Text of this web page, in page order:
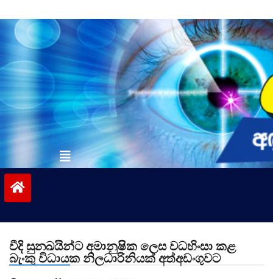
to
contentvinivida.lk
වීදි සුනඛයින්ට අමානුෂික ලෙස වධහිංසා කළ
බැංකු විධායක නිලධාරිනියක් අත්අඩංගුවට